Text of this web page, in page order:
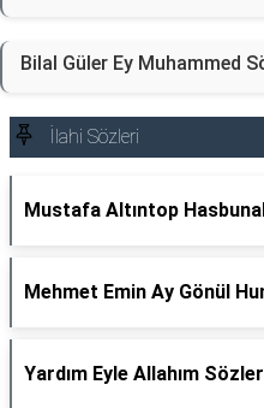
Bilal Güler Ey Muhammed
İlahi Sözleri
Mustafa Altıntop
Mehmet Emin Ay Gönül
Yardım Eyle Allahım